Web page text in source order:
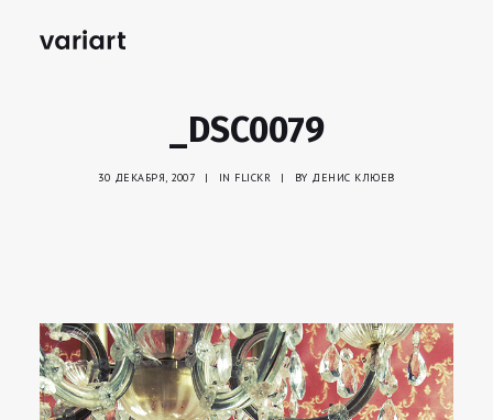
_DSC0079
30 ДЕКАБРЯ, 2007 | IN FLICKR | BY ДЕНИС КЛЮЕВ